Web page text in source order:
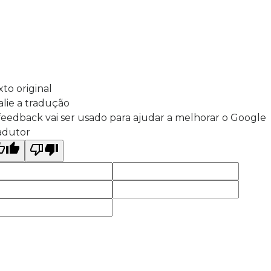
original
a tradução
vai ser usado para ajudar a melhorar o Google